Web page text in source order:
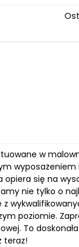
w
opiera się na
nie tylko o
poziomie.
To
teraz!